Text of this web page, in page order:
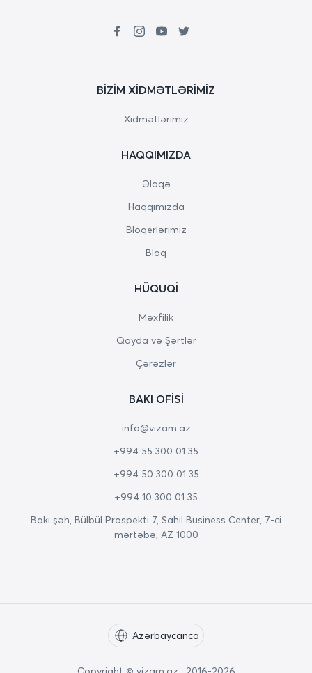
BIZIM XIDMƏTLƏRIMIZ
Xidmətlərimiz
HAQQIMIZDA
Əlaqə
Haqqımızda
Bloqerlərimiz
Bloq
HÜQUQI
Məxfilik
Qayda və Şərtlər
Çərəzlər
BAKI OFISI
info@vizam.az
+994 55 300 01 35
+994 50 300 01 35
+994 10 300 01 35
Bakı şəh, Bülbül Prospekti 7, Sahil Business Center, 7-ci
mərtəbə, AZ 1000
Azərbaycanca